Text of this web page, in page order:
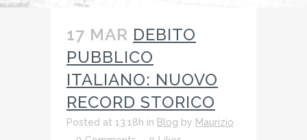
17 MAR DEBITO
PUBBLICO
ITALIANO: NUOVO
RECORD STORICO
Posted at 13:18h in Blog by Maurizio